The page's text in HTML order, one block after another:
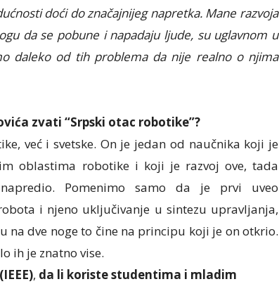
doći do značajnijeg napretka. Mane razvoja
da se pobune i napadaju ljude, su uglavnom u
daleko od tih problema da nije realno o njima
zvati “Srpski otac robotike”?
već i svetske. On je jedan od naučnika koji je
oblastima robotike i koji je razvoj ove, tada
Pomenimo samo da je prvi uveo
i njeno uključivanje u sintezu upravljanja,
na dve noge to čine na principu koji je on otkrio.
ih je znatno vise.
, da li koriste studentima i mladim